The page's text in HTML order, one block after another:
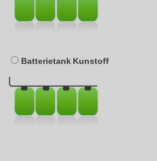
Batterietank Kunstoff